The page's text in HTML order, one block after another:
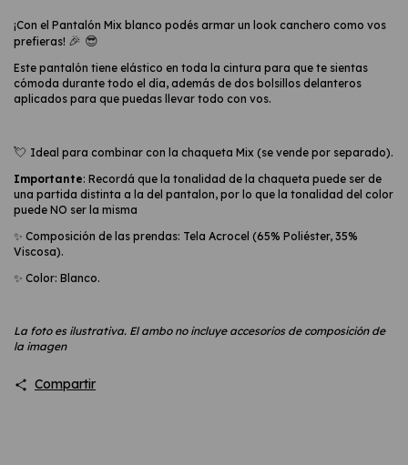
¡Con el Pantalón Mix blanco podés armar un look canchero como vos
prefieras! 🎉 😎
Este pantalón tiene elástico en toda la cintura para que te sientas
cómoda durante todo el día, además de dos bolsillos delanteros
aplicados para que puedas llevar todo con vos.
💘 Ideal para combinar con la chaqueta Mix (se vende por separado).
Importante: Recordá que la tonalidad de la chaqueta puede ser de
una partida distinta a la del pantalon, por lo que la tonalidad del color
puede NO ser la misma
✨ Composición de las prendas: Tela Acrocel (65% Poliéster, 35%
Viscosa).
✨ Color: B lanco.
La foto es ilustrativa. El ambo no incluye accesorios de composición de
la imagen
Compartir